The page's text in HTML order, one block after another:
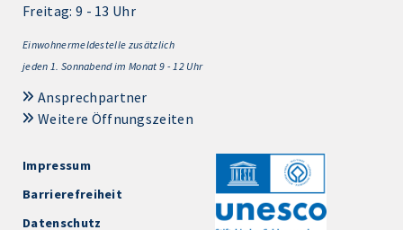
Freitag: 9 - 13 Uhr
Einwohnermeldestelle zusätzlich
jeden 1. Sonnabend im Monat 9 - 12 Uhr
Ansprechpartner
Weitere Öffnungszeiten
Impressum
Barrierefreiheit
Datenschutz